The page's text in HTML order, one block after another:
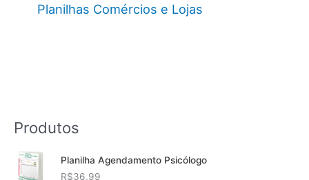
Planilhas Comércios e Lojas
Produtos
Planilha Agendamento Psicólogo
R$36,99